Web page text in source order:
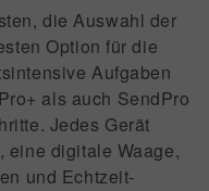
die Auswahl der
Option für die
Aufgaben
als auch SendPro
Jedes Gerät
eine digitale Waage,
und Echtzeit-